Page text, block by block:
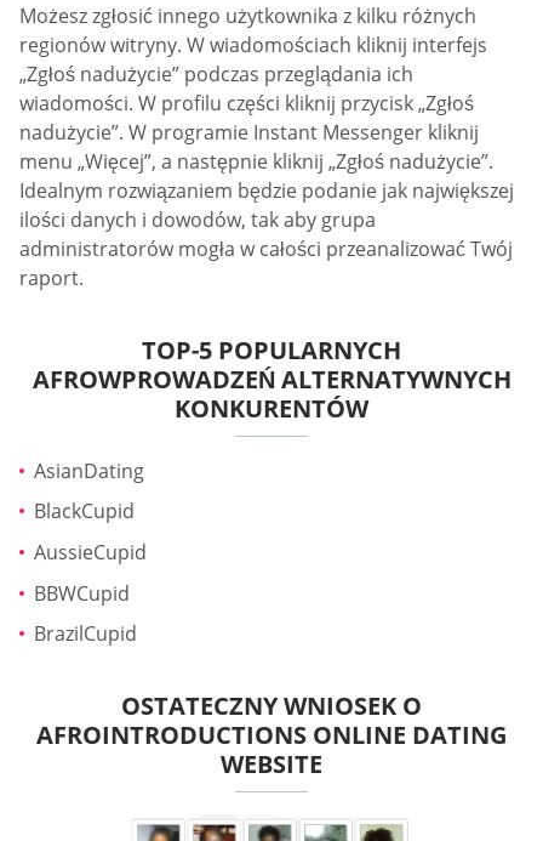
Możesz zgłosić innego użytkownika z kilku różnych
regionów witryny. W wiadomościach kliknij interfejs
„Zgłoś nadużycie” podczas przeglądania ich
wiadomości. W profilu części kliknij przycisk „Zgłoś
nadużycie”. W programie Instant Messenger kliknij
menu „Więcej”, a następnie kliknij „Zgłoś nadużycie”.
Idealnym rozwiązaniem będzie podanie jak największej
ilości danych i dowodów, tak aby grupa
administratorów mogła w całości przeanalizować Twój
raport.
TOP-5 POPULARNYCH
AFROWPROWADZEŃ ALTERNATYWNYCH
KONKURENTÓW
AsianDating
BlackCupid
AussieCupid
BBWCupid
BrazilCupid
OSTATECZNY WNIOSEK O
AFROINTRODUCTIONS ONLINE DATING
WEBSITE